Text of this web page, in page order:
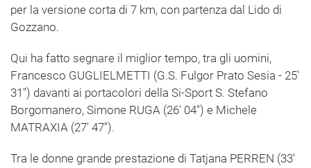
per la versione corta di 7 km, con partenza dal Lido di
Gozzano.
Qui ha fatto segnare il miglior tempo, tra gli uomini,
Francesco GUGLIELMETTI (G.S. Fulgor Prato Sesia - 25'
31'') davanti ai portacolori della Si-Sport S. Stefano
Borgomanero, Simone RUGA (26' 04'') e Michele
MATRAXIA (27' 47'').
Tra le donne grande prestazione di Tatjana PERREN (33'